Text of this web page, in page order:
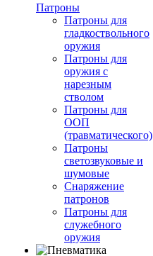
Патроны
Патроны для
гладкоствольного
оружия
Патроны для
оружия с
нарезным
стволом
Патроны для
ООП
(травматического)
Патроны
светозвуковые и
шумовые
Снаряжение
патронов
Патроны для
служебного
оружия